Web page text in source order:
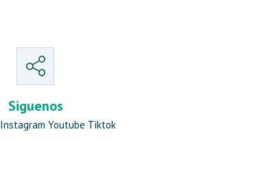
Siguenos
Instagram Youtube Tiktok